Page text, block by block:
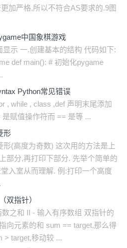
加严格,所以不符合AS要求的.9图
中国象棋游戏
示 一.创建基本的结构 代码如下:
def main(): # 初始化pygame
Python常见错误
, while , class ,def 声明末尾添加
赋值操作符而 == 是等 ...
形
形(高度为奇数) 这次用的方法是上
部分,再打印下部分. 先举个简单的
入室从而理解. 例:打印一个高度
双指针）
之和 II - 输入有序数组 双指针的
向元素的和 sum == target,那么得
> target,移动较 ...